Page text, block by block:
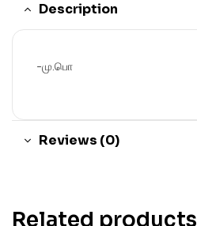
Description
-மு.பொ
Reviews (0)
Related products